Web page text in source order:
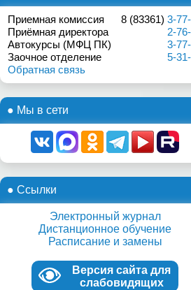
Приемная комиссия 8 (83361) 3-
Приёмная директора
2-
Автокурсы (МФЦ ПК)
3-
Заочное отделение
5-
Обратная связь
● Мы в сети
● Ссылки
Электронный журнал
Дистанционное обучение
Расписание и замены
Версия сайта для
слабовидящих